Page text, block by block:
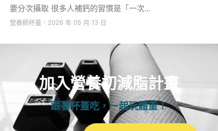
要分次攝取 很多人補鈣的習慣是「一次...
營養師杯蓋 ． 2026 年 05 月 13 日
加入營養初減脂計畫
跟著杯蓋吃，一起玩體重！